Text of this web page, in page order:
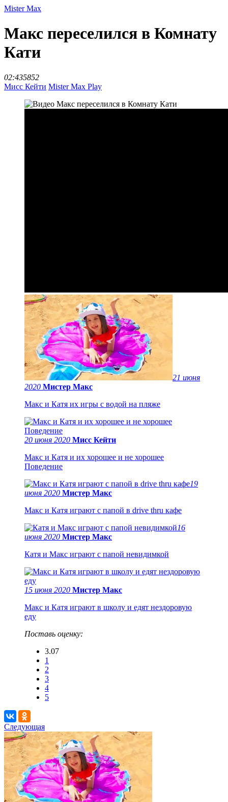
Mister Max
Макс переселился в Комнату
Кати
02:435852
Мисс Кейти Mister Max Play
21 июня
2020 Мистер Макс
Макс и Катя их игры с водой на пляже
20 июня 2020 Мисс Кейти
Макс и Катя и их хорошее и не хорошее
Поведение
19
июня 2020 Мистер Макс
Макс и Катя играют с папой в drive thru кафе
16
июня 2020 Мистер Макс
Катя и Макс играют с папой невидимкой
15 июня 2020 Мистер Макс
Макс и Катя играют в школу и едят нездоровую
еду
Поставь оценку:
3.07
1
2
3
4
5
Следующая